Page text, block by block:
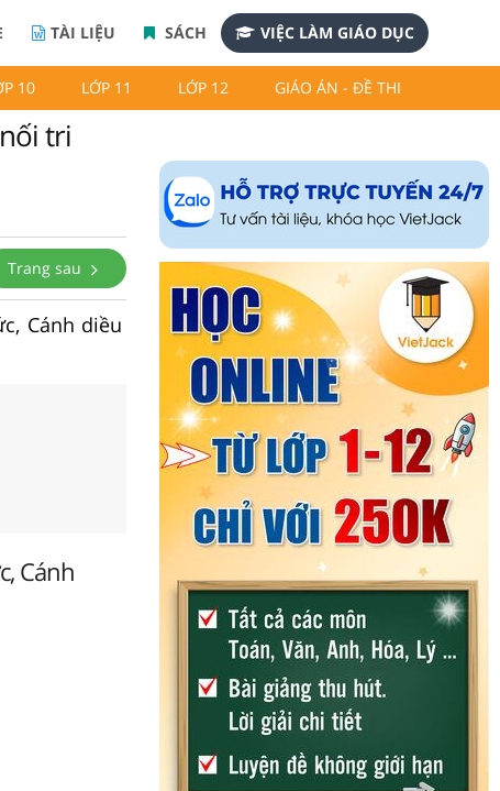
TÀI LIỆU SÁCH VIỆC LÀM GIÁO DỤC
10 LỚP 11 LỚP 12 GIÁO ÁN - ĐỀ THI
tri
Trang sau
Cánh diều
Cánh